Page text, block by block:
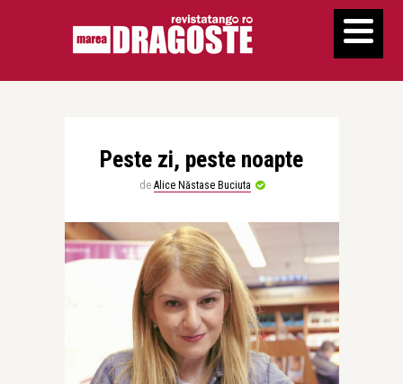
Peste zi, peste noapte
de Alice Năstase Buciuta